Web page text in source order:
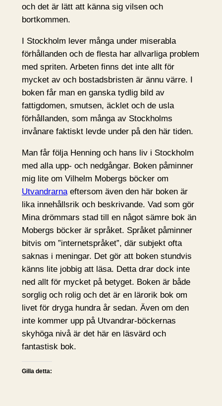
och det är lätt att känna sig vilsen och
bortkommen.
I Stockholm lever många under miserabla
förhållanden och de flesta har allvarliga problem
med spriten. Arbeten finns det inte allt för
mycket av och bostadsbristen är ännu värre. I
boken får man en ganska tydlig bild av
fattigdomen, smutsen, äcklet och de usla
förhållanden, som många av Stockholms
invånare faktiskt levde under på den här tiden.
Man får följa Henning och hans liv i Stockholm
med alla upp- och nedgångar. Boken påminner
mig lite om Vilhelm Mobergs böcker om
Utvandrarnaeftersom även den här boken är
lika innehållsrik och beskrivande. Vad som gör
Mina drömmars stad till en något sämre bok än
Mobergs böcker är språket. Språket påminner
bitvis om ”internetspråket”, där subjekt ofta
saknas i meningar. Det gör att boken stundvis
känns lite jobbig att läsa. Detta drar dock inte
ned allt för mycket på betyget. Boken är både
sorglig och rolig och det är en lärorik bok om
livet för dryga hundra år sedan. Även om den
inte kommer upp på Utvandrar-böckernas
skyhöga nivå är det här en läsvärd och
fantastisk bok.
Gilla detta: